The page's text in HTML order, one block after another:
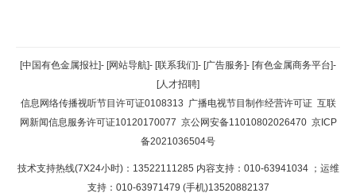
返回顶部
返回首页
[中国有色金属报社]- [网站导航]- [联系我们]- [广告服务]- [有色金属商务平台]-
[人才招聘]
信息网络传播视听节目许可证0108313 广播电视节目制作经营许可证 互联
网新闻信息服务许可证10120170077 京公网安备11010802026470 京ICP
备2021036504号
技术支持热线(7X24小时)：13522111285 内容支持：010-63941034 ；运维
支持：010-63971479 (手机)13520882137